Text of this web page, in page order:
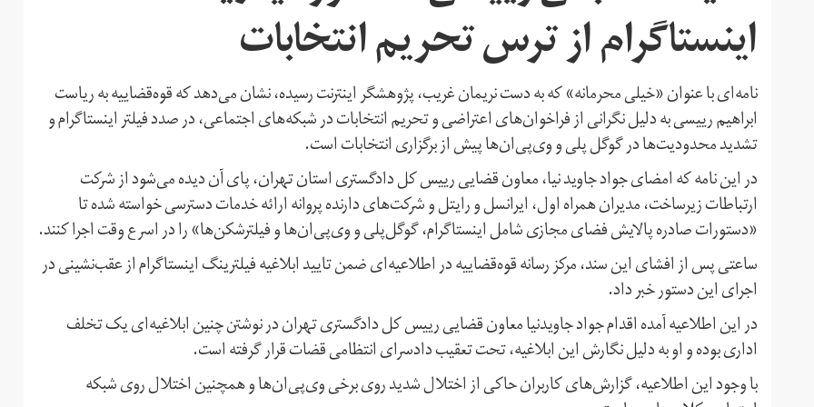
اینستاگرام از ترس تحریم انتخابات
نامه‌ای با عنوان «‌خیلی محرمانه‌»‌ که به دست نریمان غریب، پژوهشگر اینترنت رسیده، نشان می‌دهد که قوه‌قضاییه به ریاست
ابراهیم رییسی به دلیل نگرانی از فراخوان‌های اعتراضی و تحریم‌ انتخابات در شبکه‌های اجتماعی، در صدد فیلتر اینستاگرام و
تشدید محدودیت‌ها در گوگل‌ پلی و وی‌پی‌ان‌‌ها پیش از برگزاری انتخابات است.
در این نامه که امضای جواد جاوید نیا، معاون قضایی رییس کل دادگستری استان تهران، پای آن دیده می‌شود از شرکت
ارتباطات زیرساخت، مدیران همراه اول، ایرانسل و رایتل و شرکت‌های دارنده پروانه ارائه خدمات دسترسی خواسته شده تا
«‌دستورات صادره پالایش فضای مجازی شامل اینستاگرام، گوگل‌پلی و وی‌پی‌ان‌ها و فیلتر‌شکن‌ها» را در اسرع وقت اجرا کنند.
ساعتی پس از افشای این سند، مرکز رسانه قوه‌قضاییه در اطلاعیه‌ای ضمن تایید ابلاغیه فیلترینگ اینستاگرام از عقب‌نشینی در
اجرای این دستور خبر داد.
در این اطلاعیه آمده اقدام جواد جاویدنیا معاون قضایی رییس کل دادگستری تهران در نوشتن چنین ابلاغیه‌ای یک تخلف
اداری بوده و او به دلیل نگارش این ابلاغیه، تحت تعقیب دادسرای انتظامی قضات قرار گرفته است.
با وجود این اطلاعیه، گزارش‌های کاربران حاکی از اختلال شدید روی برخی وی‌پی‌ان‌ها و همچنین اختلال روی شبکه